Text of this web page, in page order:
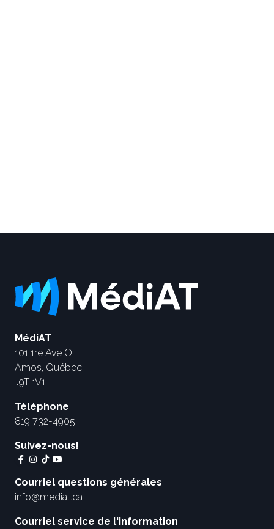
MédiAT
101 1re Ave O
Amos, Québec
J9T 1V1
Téléphone
819 732-4905
Suivez-nous!
Courriel questions générales
info@mediat.ca
Courriel service de l'information